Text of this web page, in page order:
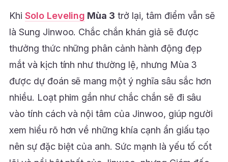
Khi Solo Leveling Mùa 3 trở lại, tâm điểm vẫn sẽ
là Sung Jinwoo. Chắc chắn khán giả sẽ được
thưởng thức những phân cảnh hành động đẹp
mắt và kịch tính như thường lệ, nhưng Mùa 3
được dự đoán sẽ mang một ý nghĩa sâu sắc hơn
nhiều. Loạt phim gần như chắc chắn sẽ đi sâu
vào tính cách và nội tâm của Jinwoo, giúp người
xem hiểu rõ hơn về những khía cạnh ẩn giấu tạo
nên sự đặc biệt của anh. Sức mạnh là yếu tố cốt